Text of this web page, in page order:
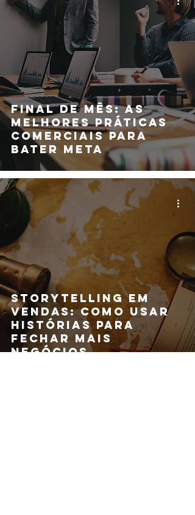
Final de mês: as
melhores práticas
comerciais para
bater meta
Storytelling em
vendas: como usar
histórias para
fechar mais
negócios